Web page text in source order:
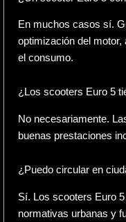
En muchos casos sí.
optimización del
el consumo.
¿Los scooters Euro 5
No necesariamente.
buenas prestaciones
¿Puedo circular en
Sí. Los scooters Euro
normativas urbanas y